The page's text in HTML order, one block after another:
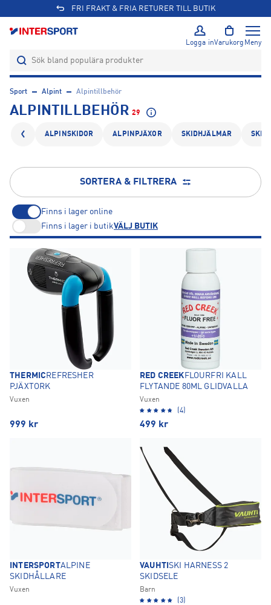
FRI FRAKT & FRIA RETURER TILL BUTIK
Logga inVarukorg Meny
Sport Alpint Alpintillbehör
ALPINTILLBEHÖR 29
ALPINSKIDOR ALPINPJÄXOR SKIDHJÄLMAR
SORTERA & FILTRERA
Finns i lager online
Finns i lager i butikVÄLJ BUTIK
THERMIC REFRESHER
PJÄXTORK
Vuxen
999 kr
RED CREEK FLOURFRI KALL
FLYTANDE 80ML GLIDVALLA
Vuxen
(4)
499 kr
INTERSPORTALPINE
SKIDHÅLLARE
Vuxen
VAUHTISKI HARNESS 2
SKIDSELE
Barn
(3)